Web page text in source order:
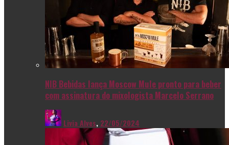
NIB Bebidas lança Moscow Mule pronto para beber
com assinatura do mixologista Marcelo Serrano
Livia Alves, 22/05/2024